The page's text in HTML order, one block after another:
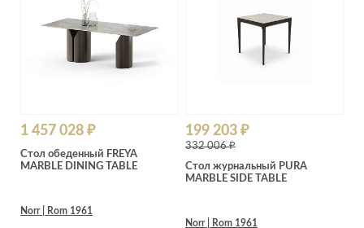
1 457 028 ₽
Стол обеденный FREYA
MARBLE DINING TABLE
Norr | Rom 1961
199 203 ₽
332 006 ₽
Стол журнальный PURA
MARBLE SIDE TABLE
Norr | Rom 1961